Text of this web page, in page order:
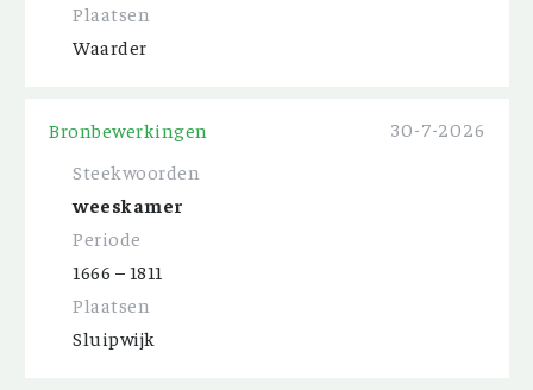
Plaatsen
Waarder
Bronbewerkingen
30-7-2026
Steekwoorden
weeskamer
Periode
1666 – 1811
Plaatsen
Sluipwijk